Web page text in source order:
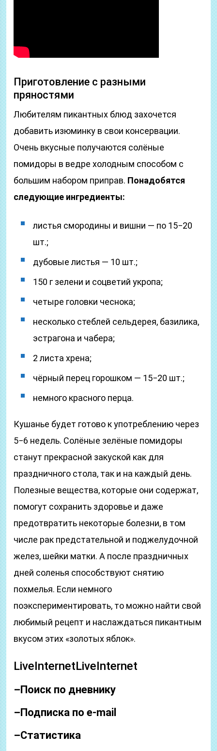
Приготовление с разными
пряностями
Любителям пикантных блюд захочется
добавить изюминку в свои консервации.
Очень вкусные получаются солёные
помидоры в ведре холодным способом с
большим набором приправ. Понадобятся
следующие ингредиенты:
листья смородины и вишни — по 15−20
шт.;
дубовые листья — 10 шт.;
150 г зелени и соцветий укропа;
четыре головки чеснока;
несколько стеблей сельдерея, базилика,
эстрагона и чабера;
2 листа хрена;
чёрный перец горошком — 15−20 шт.;
немного красного перца.
Кушанье будет готово к употреблению через
5−6 недель. Солёные зелёные помидоры
станут прекрасной закуской как для
праздничного стола, так и на каждый день.
Полезные вещества, которые они содержат,
помогут сохранить здоровье и даже
предотвратить некоторые болезни, в том
числе рак предстательной и поджелудочной
желез, шейки матки. А после праздничных
дней соленья способствуют снятию
похмелья. Если немного
поэкспериментировать, то можно найти свой
любимый рецепт и наслаждаться пикантным
вкусом этих «золотых яблок».
LiveInternetLiveInternet
–Поиск по дневнику
–Подписка по e-mail
–Статистика